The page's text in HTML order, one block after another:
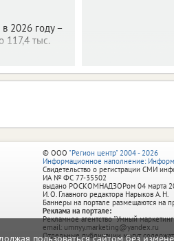
пользоваться сайтом без
2026 году –
117,4 тыс.
© ООО "Регион центр" 2004 - 2026
Информационное наполнение:
Свидетельство о регистрации СМИ
ИА № ФС 77‑35502
выдано РОСКОМНАДЗОРом 04 марта
И. О. Главного редактора Нарыков А. Н.
Баннеры на портале размещаются на
Реклама на портале:
Рекламное агентство "Умный
email: umnyy.marketing@yandex.ru
Отдельные публикации могут